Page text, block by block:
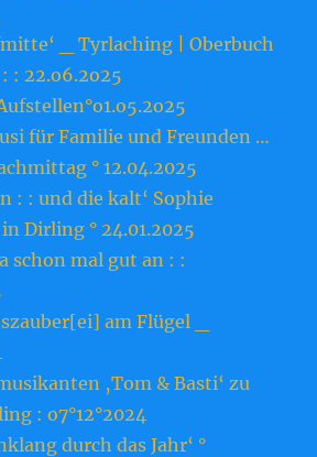
_ Tyrlaching | Oberbuch
: 22.o6.2o25
für Familie und Freunden …
° 12.04.2025
: : und die kalt‘ Sophie
Dirling ° 24.01.2025
schon mal gut an : :
am Flügel _
‚Tom & Basti‘ zu
: o7°12°2024
durch das Jahr‘ °